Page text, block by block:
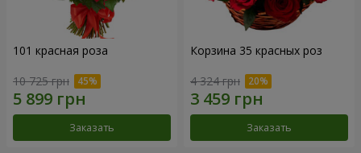
101 красная роза
10 725 грн
Заказать
Корзина 35 красных роз
4 324 грн
Заказать